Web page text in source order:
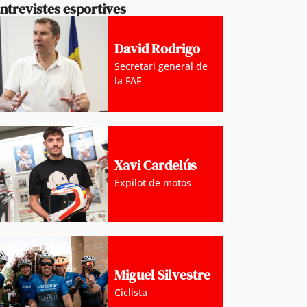
esportives
David Rodrigo
Secretari general de
la FAF
Xavi Cardelús
Expilot de motos
Miguel Silvestre
Ciclista